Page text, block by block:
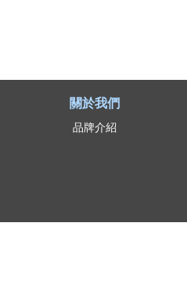
關於我們
品牌介紹